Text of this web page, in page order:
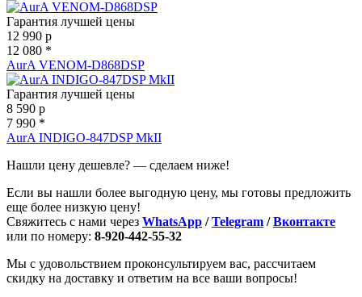
Гарантия лучшей цены
12 990 p
12 080 *
AurA VENOM-D868DSP
Гарантия лучшей цены
8 590 p
7 990 *
AurA INDIGO-847DSP MkII
Нашли цену дешевле? — сделаем ниже!
Если вы нашли более выгодную цену, мы готовы предложить
еще более низкую цену!
Свяжитесь с нами через WhatsApp /Telegram /Вконтакте
или по номеру: 8-920-442-55-32
Мы с удовольствием проконсультируем вас, рассчитаем
скидку на доставку и ответим на все ваши вопросы!